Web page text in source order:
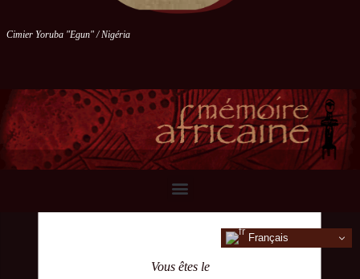
Cimier Yoruba "Egun" / Nigéria
Français
Vous êtes le